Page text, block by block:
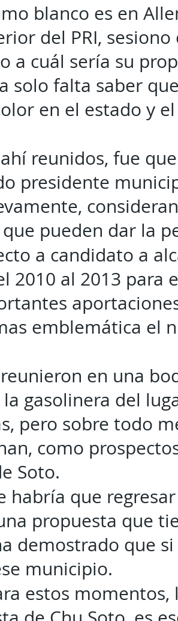
blanco es en
del PRI, sesiono
a cuál sería su
solo falta saber
en el estado y
reunidos, fue que
presidente
pueden dar la
a candidato a
2010 al 2013 para
emblemática el
en una
gasolinera del
pero sobre todo
como
Soto.
habría que
propuesta que
demostrado que
municipio.
estos momentos,